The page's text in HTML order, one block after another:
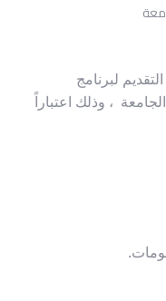
لبرنامج
بجميع مراكز الجامعة ، وذلك اعتباراً